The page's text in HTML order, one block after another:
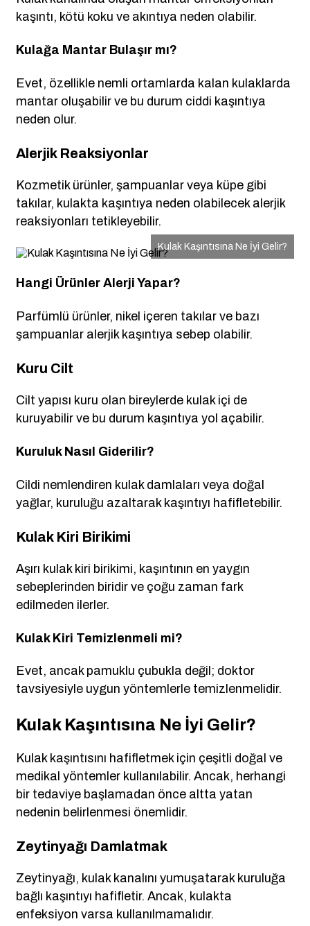
kaşıntı, kötü koku ve akıntıya neden olabilir.
Kulağa Mantar Bulaşır mı?
Evet, özellikle nemli ortamlarda kalan kulaklarda
mantar oluşabilir ve bu durum ciddi kaşıntıya
neden olur.
Alerjik Reaksiyonlar
Kozmetik ürünler, şampuanlar veya küpe gibi
takılar, kulakta kaşıntıya neden olabilecek alerjik
reaksiyonları tetikleyebilir.
Kulak Kaşıntısına Ne İyi Gelir?
Hangi Ürünler Alerji Yapar?
Parfümlü ürünler, nikel içeren takılar ve bazı
şampuanlar alerjik kaşıntıya sebep olabilir.
Kuru Cilt
Cilt yapısı kuru olan bireylerde kulak içi de
kuruyabilir ve bu durum kaşıntıya yol açabilir.
Kuruluk Nasıl Giderilir?
Cildi nemlendiren kulak damlaları veya doğal
yağlar, kuruluğu azaltarak kaşıntıyı hafifletebilir.
Kulak Kiri Birikimi
Aşırı kulak kiri birikimi, kaşıntının en yaygın
sebeplerinden biridir ve çoğu zaman fark
edilmeden ilerler.
Kulak Kiri Temizlenmeli mi?
Evet, ancak pamuklu çubukla değil; doktor
tavsiyesiyle uygun yöntemlerle temizlenmelidir.
Kulak Kaşıntısına Ne İyi Gelir?
Kulak kaşıntısını hafifletmek için çeşitli doğal ve
medikal yöntemler kullanılabilir. Ancak, herhangi
bir tedaviye başlamadan önce altta yatan
nedenin belirlenmesi önemlidir.
Zeytinyağı Damlatmak
Zeytinyağı, kulak kanalını yumuşatarak kuruluğa
bağlı kaşıntıyı hafifletir. Ancak, kulakta
enfeksiyon varsa kullanılmamalıdır.